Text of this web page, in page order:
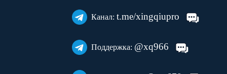
Канал: t.me/xingqiupro
Поддержка: @xq966